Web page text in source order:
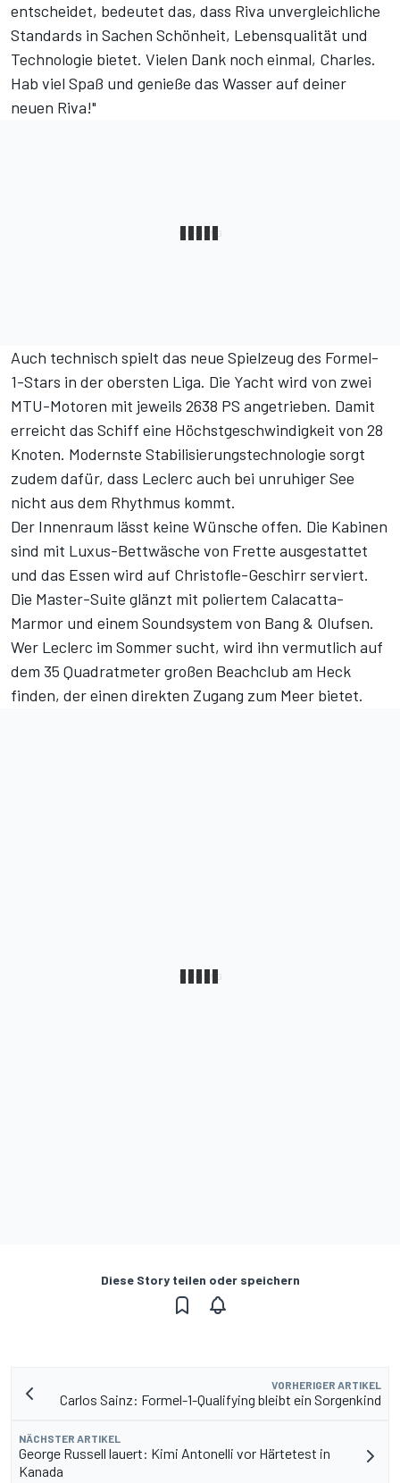
entscheidet, bedeutet das, dass Riva unvergleichliche
Standards in Sachen Schönheit, Lebensqualität und
Technologie bietet. Vielen Dank noch einmal, Charles.
Hab viel Spaß und genieße das Wasser auf deiner
neuen Riva!"
Auch technisch spielt das neue Spielzeug des Formel-
1-Stars in der obersten Liga. Die Yacht wird von zwei
MTU-Motoren mit jeweils 2638 PS angetrieben. Damit
erreicht das Schiff eine Höchstgeschwindigkeit von 28
Knoten. Modernste Stabilisierungstechnologie sorgt
zudem dafür, dass Leclerc auch bei unruhiger See
nicht aus dem Rhythmus kommt.
Der Innenraum lässt keine Wünsche offen. Die Kabinen
sind mit Luxus-Bettwäsche von Frette ausgestattet
und das Essen wird auf Christofle-Geschirr serviert.
Die Master-Suite glänzt mit poliertem Calacatta-
Marmor und einem Soundsystem von Bang & Olufsen.
Wer Leclerc im Sommer sucht, wird ihn vermutlich auf
dem 35 Quadratmeter großen Beachclub am Heck
finden, der einen direkten Zugang zum Meer bietet.
Diese Story teilen oder speichern
VORHERIGER ARTIKEL
Carlos Sainz: Formel-1-Qualifying bleibt ein Sorgenkind
NÄCHSTER ARTIKEL
George Russell lauert: Kimi Antonelli vor Härtetest in
Kanada